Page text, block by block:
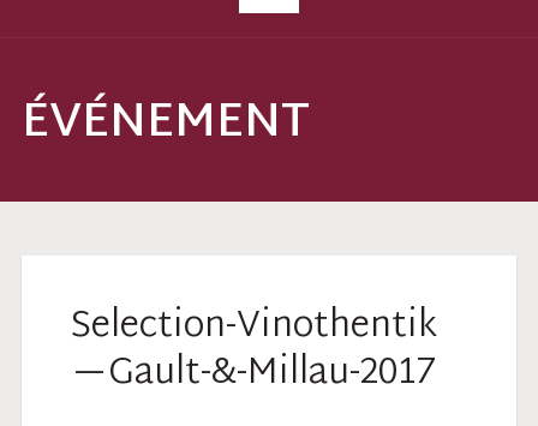
ÉVÉNEMENT
Selection-Vinothentik
—Gault-&-Millau-2017